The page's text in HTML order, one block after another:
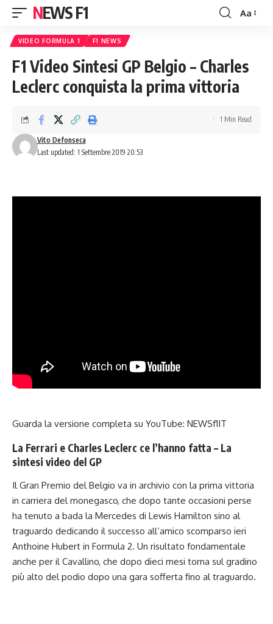
NEWS F1
Font
Aa
VIDEO FORMULA 1 F1 NEWS
F1 Video Sintesi GP Belgio – Charles
Leclerc conquista la prima vittoria
Last updated: 1 Settembre 2019 20:53
Vito Defonseca
1 Min Read
Guarda la versione completa su YouTube: NEWSf1IT
La Ferrari e Charles Leclerc ce l’hanno fatta – La
sintesi video del GP
Il Gran Premio del Belgio va in archivio con la prima vittoria
in carriera del monegasco, che dopo tante occasioni perse
ha tenuto a bada la Mercedes di Lewis Hamilton sino al
traguardo dedicando il successo all’amico scomparso ieri
Anthoine Hubert in Formula 2. Un risultato fondamentale
anche per il Cavallino, che dopo dieci mesi torna sul gradino
più alto del podio dopo una gara sofferta fino al traguardo.